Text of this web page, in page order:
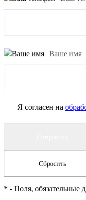
Ваше имя
Я согласен на
* - Поля, обязательные